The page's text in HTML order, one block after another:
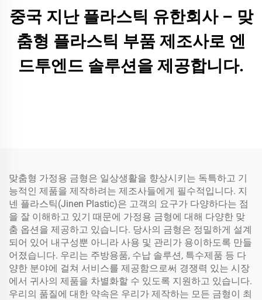
중국 지난 플라스틱 유한회사 – 맞
춤형 플라스틱 부품 제조사로 엔
드투엔드 솔루션을 제공합니다.
맞춤형 가정용 금형은 일상생활을 향상시키는 독특하고 기
능적인 제품을 제작하려는 제조사들에게 필수적입니다. 지
넨 플라스틱(Jinen Plastic)은 고객의 요구가 다양하다는 점
을 잘 이해하고 있기 때문에 가정용 금형에 대해 다양한 맞
춤 옵션을 제공하고 있습니다. 당사의 금형은 정밀하게 설계
되어 있어 내구성뿐 아니라 사용 및 관리가 용이하도록 만들
어졌습니다. 우리는 주방용품, 수납 솔루션, 특수제품 등 다
양한 분야에 걸쳐 서비스를 제공함으로써 경쟁력 있는 시장
에서 귀사의 제품을 차별화할 수 있도록 지원하고 있습니다.
우리의 품질에 대한 약속은 우리가 제작하는 모든 금형이 최